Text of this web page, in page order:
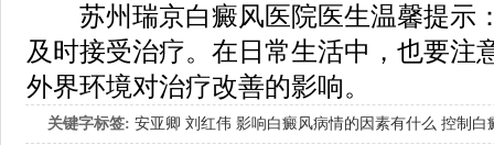
苏州瑞京白癜风医院医生温馨提示
及时接受治疗。在日常生活中，也要注
外界环境对治疗改善的影响。
关键字标签: 安亚卿 刘红伟 影响白癜风病情的因素有什么 控制白